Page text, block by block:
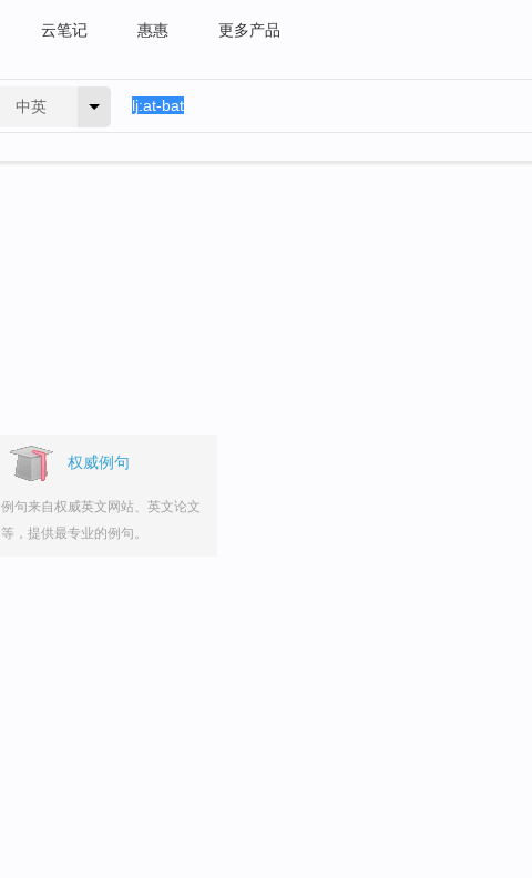
云笔记 惠惠 更多产品
中英
权威例句
例句来自权威英文网站、英文论文
等，提供最专业的例句。